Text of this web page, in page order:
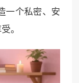
一个私密、安
。